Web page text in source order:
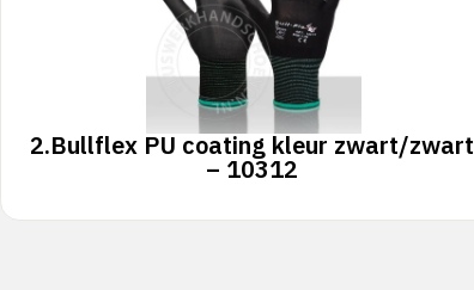
2.Bullflex PU coating kleur zwart/zwart
– 10312